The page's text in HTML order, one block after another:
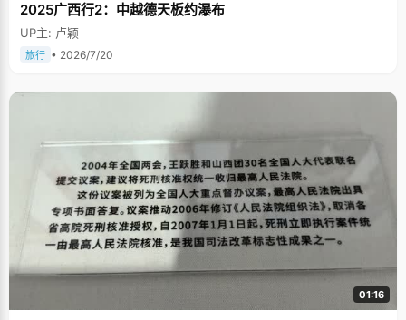
2025广西行2：中越德天板约瀑布
UP主: 卢颖
旅行 • 2026/7/20
01:16